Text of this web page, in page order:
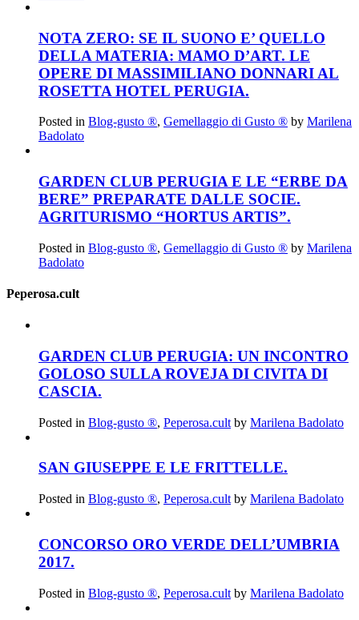
NOTA ZERO: SE IL SUONO E’ QUELLO
DELLA MATERIA: MAMO D’ART. LE
OPERE DI MASSIMILIANO DONNARI AL
ROSETTA HOTEL PERUGIA.
Posted in Blog-gusto ®, Gemellaggio di Gusto ® by Marilena
Badolato
GARDEN CLUB PERUGIA E LE “ERBE DA
BERE” PREPARATE DALLE SOCIE.
AGRITURISMO “HORTUS ARTIS”.
Posted in Blog-gusto ®, Gemellaggio di Gusto ® by Marilena
Badolato
Peperosa.cult
GARDEN CLUB PERUGIA: UN INCONTRO
GOLOSO SULLA ROVEJA DI CIVITA DI
CASCIA.
Posted in Blog-gusto ®, Peperosa.cult by Marilena Badolato
SAN GIUSEPPE E LE FRITTELLE.
Posted in Blog-gusto ®, Peperosa.cult by Marilena Badolato
CONCORSO ORO VERDE DELL’UMBRIA
2017.
Posted in Blog-gusto ®, Peperosa.cult by Marilena Badolato